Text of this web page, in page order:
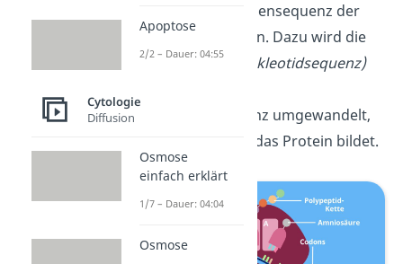
übersetzen die Basensequenz der
mRNA in ein Protein. Dazu wird die
Basensequenz
(Nukleotidsequenz)
Aminosäuresequenz umgewandelt,
welche schließlich das Protein bildet.
Apoptose
2/2 – Dauer: 04:55
Cytologie
Diffusion
Osmose
einfach erklärt
1/7 – Dauer: 04:04
Osmose